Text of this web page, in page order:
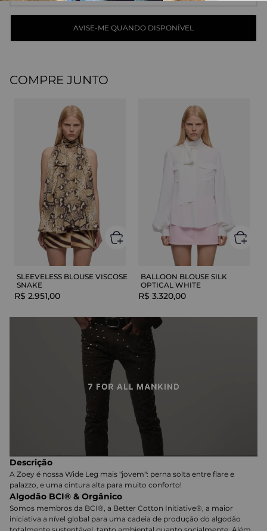
COMPRE JUNTO
SLEEVELESS BLOUSE VISCOSE
SNAKE
R$ 2.951,00
BALLOON BLOUSE SILK
OPTICAL WHITE
R$ 3.320,00
Descrição
A Zoey é nossa Wide Leg mais "jovem": perna solta entre flare e
palazzo, e uma cintura alta para muito conforto!
Algodão BCI® & Orgânico
Somos membros da BCI®, a Better Cotton Initiative®, a maior
iniciativa a nível global para uma cadeia de produção do algodão